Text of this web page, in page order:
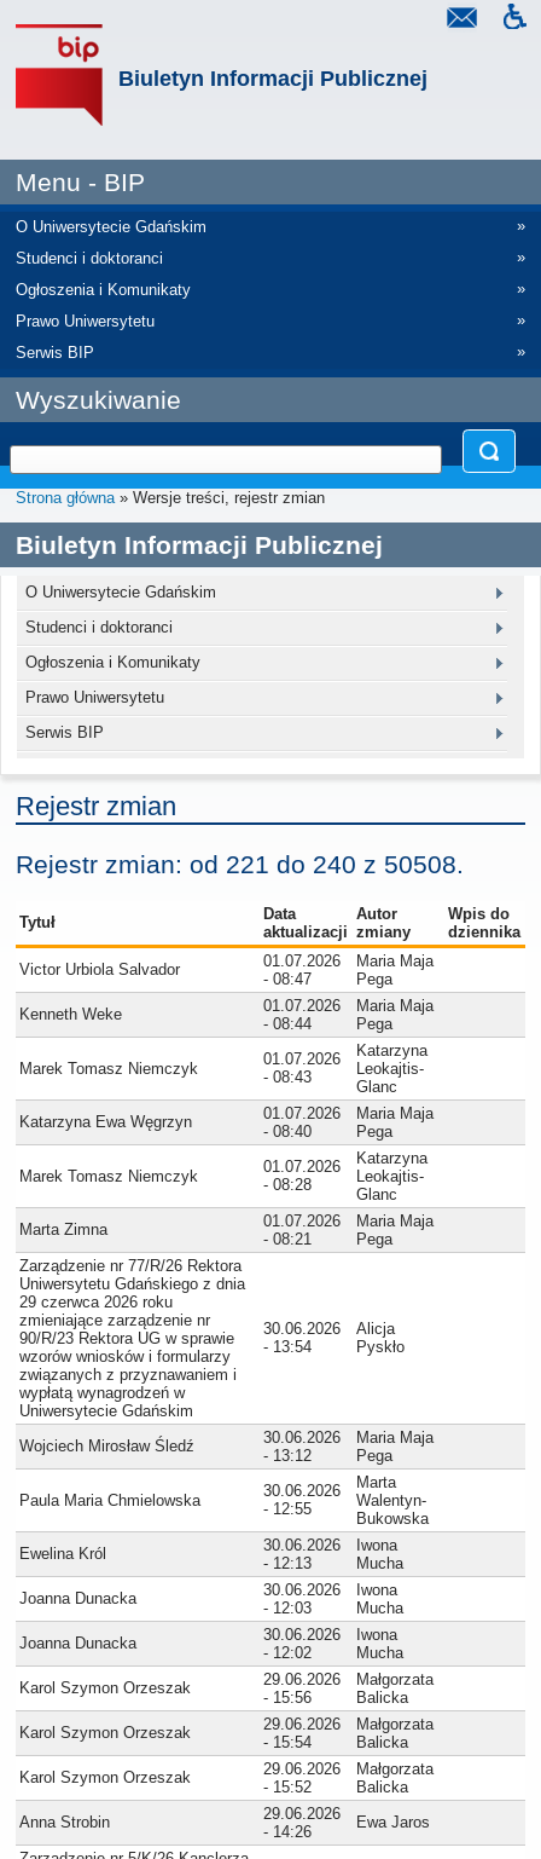
Biuletyn Informacji Publicznej
Menu - BIP
O Uniwersytecie Gdańskim
»
Studenci i doktoranci
»
Ogłoszenia i Komunikaty
»
Prawo Uniwersytetu
»
Serwis BIP
»
Wyszukiwanie
Strona główna» Wersje treści, rejestr zmian
Biuletyn Informacji Publicznej
O Uniwersytecie Gdańskim
Studenci i doktoranci
Ogłoszenia i Komunikaty
Prawo Uniwersytetu
Serwis BIP
Rejestr zmian
Rejestr zmian: od 221 do 240 z 50508.
Tytuł
Data
aktualizacji
Autor
zmiany
Wpis do
dziennika
Victor Urbiola Salvador
01.07.2026
- 08:47
Maria Maja
Pega
Kenneth Weke
01.07.2026
- 08:44
Maria Maja
Pega
Marek Tomasz Niemczyk
01.07.2026
- 08:43
Katarzyna
Leokajtis-
Glanc
Katarzyna Ewa Węgrzyn
01.07.2026
- 08:40
Maria Maja
Pega
Marek Tomasz Niemczyk
01.07.2026
- 08:28
Katarzyna
Leokajtis-
Glanc
Marta Zimna
01.07.2026
- 08:21
Maria Maja
Pega
Zarządzenie nr 77/R/26 Rektora
Uniwersytetu Gdańskiego z dnia
29 czerwca 2026 roku
zmieniające zarządzenie nr
90/R/23 Rektora UG w sprawie
wzorów wniosków i formularzy
związanych z przyznawaniem i
wypłatą wynagrodzeń w
Uniwersytecie Gdańskim
30.06.2026
- 13:54
Alicja
Pyskło
Wojciech Mirosław Śledź
30.06.2026
- 13:12
Maria Maja
Pega
Paula Maria Chmielowska
30.06.2026
- 12:55
Marta
Walentyn-
Bukowska
Ewelina Król
30.06.2026
- 12:13
Iwona
Mucha
Joanna Dunacka
30.06.2026
- 12:03
Iwona
Mucha
Joanna Dunacka
30.06.2026
- 12:02
Iwona
Mucha
Karol Szymon Orzeszak
29.06.2026
- 15:56
Małgorzata
Balicka
Karol Szymon Orzeszak
29.06.2026
- 15:54
Małgorzata
Balicka
Karol Szymon Orzeszak
29.06.2026
- 15:52
Małgorzata
Balicka
Anna Strobin
29.06.2026
- 14:26
Ewa Jaros